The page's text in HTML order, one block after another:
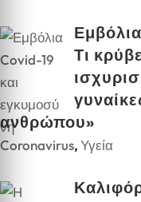
Τι
ανθρώπου»
Coronavirus,Υγεία